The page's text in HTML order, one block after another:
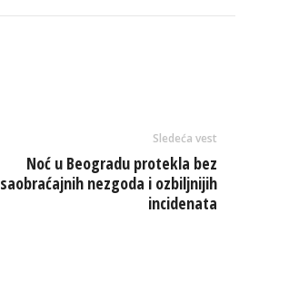
Sledeća vest
Noć u Beogradu protekla bez
saobraćajnih nezgoda i ozbiljnijih
incidenata